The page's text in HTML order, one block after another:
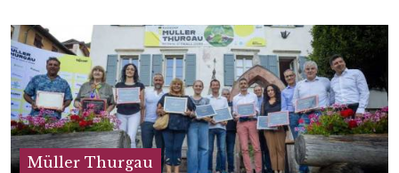
Müller Thurgau